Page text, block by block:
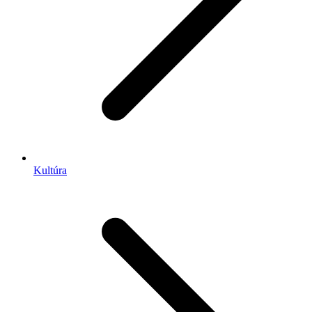
Kultúra